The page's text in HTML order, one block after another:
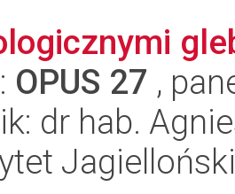
OPUS 27 ,
dr hab.
Jagielloński